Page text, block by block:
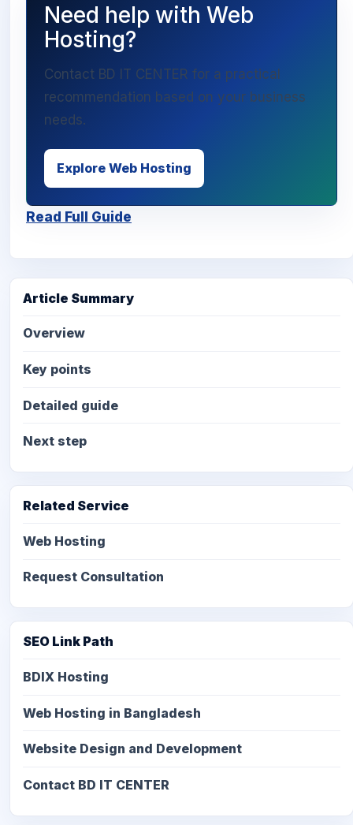
Need help with Web
Hosting?
Contact BD IT CENTER for a practical
recommendation based on your business
needs.
Explore Web Hosting
Read Full Guide
Article Summary
Overview
Key points
Detailed guide
Next step
Related Service
Web Hosting
Request Consultation
SEO Link Path
BDIX Hosting
Web Hosting in Bangladesh
Website Design and Development
Contact BD IT CENTER